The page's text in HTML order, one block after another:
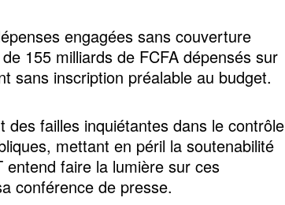
engagées sans couverture
155 milliards de FCFA dépensés sur
sans inscription préalable au budget.
des failles inquiétantes dans le contrôle
mettant en péril la soutenabilité
faire la lumière sur ces
conférence de presse.